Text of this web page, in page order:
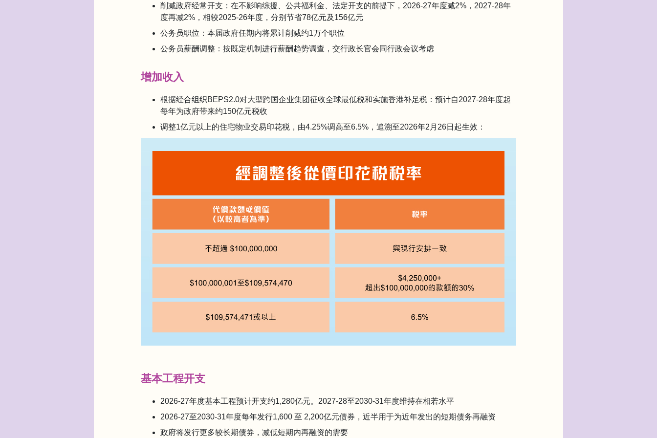
削减政府经常开支：在不影响综援、公共福利金、法定开支的前提下，2026-27年度减2%，2027-28年
度再减2%，相较2025-26年度，分别节省78亿元及156亿元
公务员职位：本届政府任期内将累计削减约1万个职位
公务员薪酬调整：按既定机制进行薪酬趋势调查，交行政长官会同行政会议考虑
增加收入
根据经合组织BEPS2.0对大型跨国企业集团征收全球最低税和实施香港补足税：预计自2027-28年度起
每年为政府带来约150亿元税收
调整1亿元以上的住宅物业交易印花税，由4.25%调高至6.5%，追溯至2026年2月26日起生效：
基本工程开支
2026-27年度基本工程预计开支约1,280亿元。2027-28至2030-31年度维持在相若水平
2026-27至2030-31年度每年发行1,600 至 2,200亿元债券，近半用于为近年发出的短期债务再融资
政府将发行更多较长期债券，减低短期内再融资的需要